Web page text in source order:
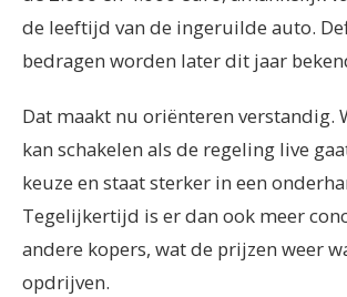
de leeftijd van de ingeruilde auto.
bedragen worden later dit jaar
Dat maakt nu oriënteren verstandig.
kan schakelen als de regeling live
keuze en staat sterker in een
Tegelijkertijd is er dan ook meer
andere kopers, wat de prijzen weer
opdrijven.